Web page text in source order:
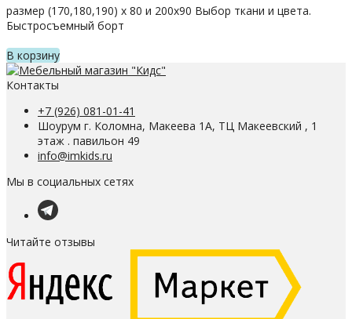
размер (170,180,190) х 80 и 200х90 Выбор ткани и цвета.
Быстросъемный борт
В корзину
Контакты
+7 (926) 081-01-41
Шоурум г. Коломна, Макеева 1А, ТЦ Макеевский , 1
этаж . павильон 49
info@imkids.ru
Мы в социальных сетях
Читайте отзывы